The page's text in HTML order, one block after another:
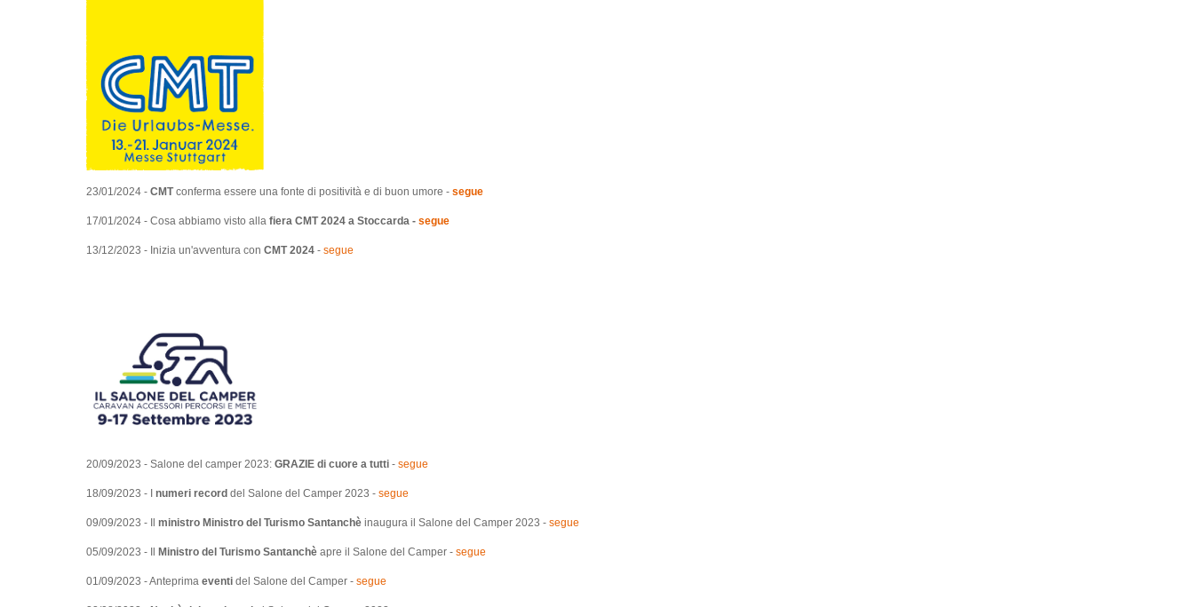
23/01/2024 - CMTconferma essere una fonte di positività e di buon umore - segue
17/01/2024 - Cosa abbiamo visto alla fiera CMT 2024 a Stoccarda - segue
13/12/2023 - Inizia un'avventura con CMT 2024 - segue
20/09/2023 - Salone del camper 2023: GRAZIE di cuore a tutti - segue
18/09/2023 - I numeri record del Salone del Camper 2023 - segue
09/09/2023 - Il ministro Ministro del Turismo Santanchè inaugura il Salone del Camper 2023 - segue
05/09/2023 - Il Ministro del Turismo Santanchè apre il Salone del Camper - segue
01/09/2023 - Anteprima eventi del Salone del Camper - segue